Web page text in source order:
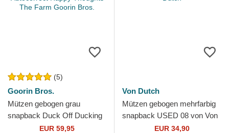
(5)
Goorin Bros.
Mützen gebogen grau
snapback Duck Off Ducking
Autocorrect Happy Thoughts
EUR 59,95
Von Dutch
Mützen gebogen mehrfarbig
snapback USED 08 von Von
EUR 34,90